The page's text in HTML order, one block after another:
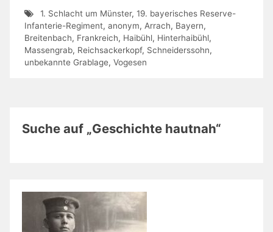
1. Schlacht um Münster, 19. bayerisches Reserve-
Infanterie-Regiment, anonym, Arrach, Bayern,
Breitenbach, Frankreich, Haibühl, Hinterhaibühl,
Massengrab, Reichsackerkopf, Schneiderssohn,
unbekannte Grablage, Vogesen
Suche auf „Geschichte hautnah“